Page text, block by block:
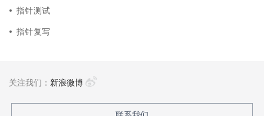
指针测试
指针复写
关注我们： 新浪微博